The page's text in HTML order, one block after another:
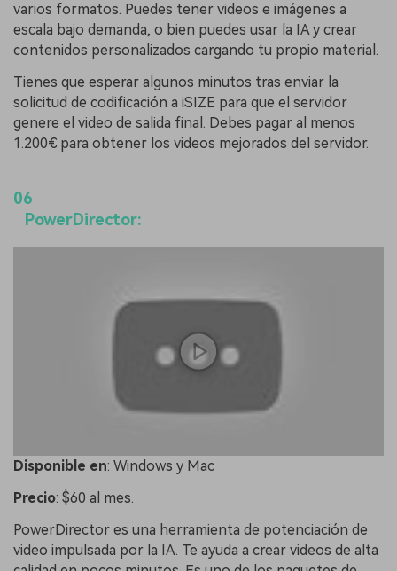
varios formatos. Puedes tener videos e imágenes a
escala bajo demanda, o bien puedes usar la IA y crear
contenidos personalizados cargando tu propio material.
Tienes que esperar algunos minutos tras enviar la
solicitud de codificación a iSIZE para que el servidor
genere el video de salida final. Debes pagar al menos
1.200€ para obtener los videos mejorados del servidor.
06
PowerDirector:
Disponible en: Windows y Mac
Precio: $60 al mes.
PowerDirector es una herramienta de potenciación de
video impulsada por la IA. Te ayuda a crear videos de alta